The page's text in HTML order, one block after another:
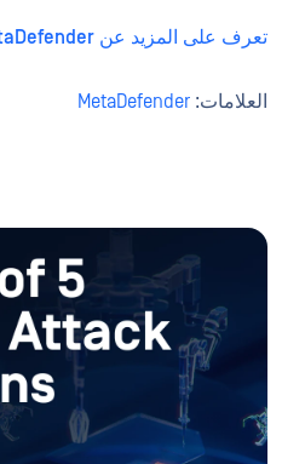
تعرف على المزيد عن MetaDefender هنا
العلامات: MetaDefender